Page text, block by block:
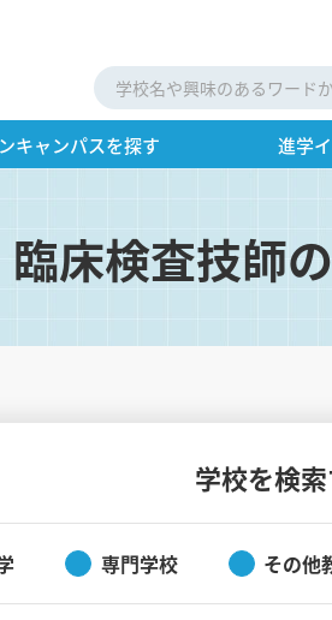
キャンパスを探す 進学
臨床検査技師
学校を検
専門学校 その他